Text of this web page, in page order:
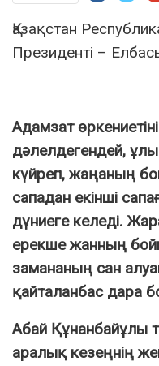
Қазақстан
Президенті –
Адамзат
дәлелдегендей, ұлы
күйреп, жаңаның
сападан екінші
дүниеге келеді.
ерекше жанның
замананың сан
қайталанбас дара
Абай Құнанбайұлы
аралық кезеңнің